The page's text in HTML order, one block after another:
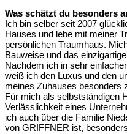
Was schätzt du besonders
Ich bin selber seit 2007
Hauses und lebe mit meiner
persönlichen Traumhaus.
Bauweise und das
Nachdem ich in sehr
weiß ich den Luxus und den
meines Zuhauses besonders
Für mich als selbstständigen
Verlässlichkeit eines
ich auch über die Familie
von GRIFFNER ist,